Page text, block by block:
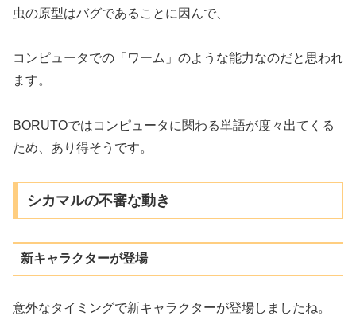
虫の原型はバグであることに因んで、
コンピュータでの「ワーム」のような能力なのだと思われ
ます。
BORUTOではコンピュータに関わる単語が度々出てくる
ため、あり得そうです。
シカマルの不審な動き
新キャラクターが登場
意外なタイミングで新キャラクターが登場しましたね。